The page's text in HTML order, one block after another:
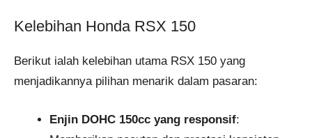
Kelebihan Honda RSX 150
Berikut ialah kelebihan utama RSX 150 yang
menjadikannya pilihan menarik dalam pasaran:
Enjin DOHC 150cc yang responsif: